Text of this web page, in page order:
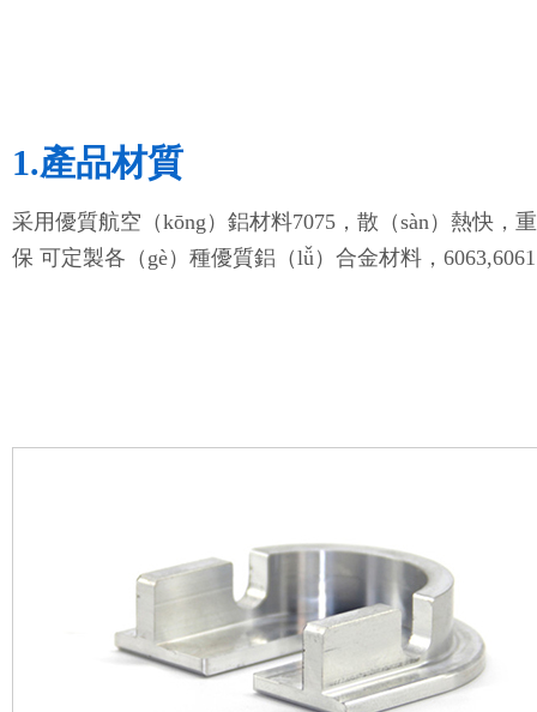
1.產品材質
采用優質航空（kōng）鋁材料7075，散（sàn）熱快，
保 可定製各（gè）種優質鋁（lǚ）合金材料，